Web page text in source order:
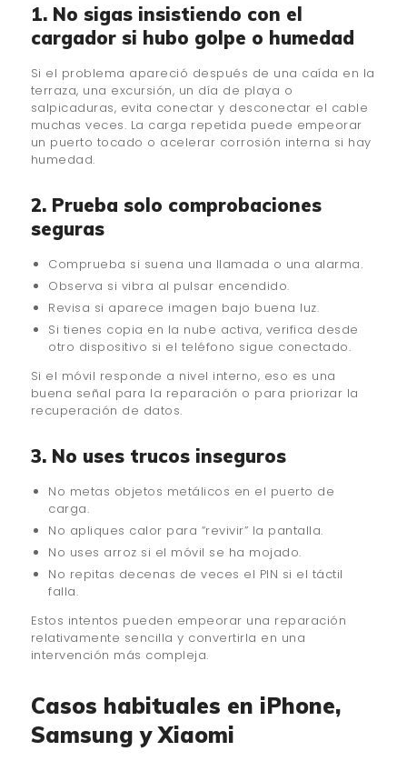
1. No sigas insistiendo con el
cargador si hubo golpe o humedad
Si el problema apareció después de una caída en la
terraza, una excursión, un día de playa o
salpicaduras, evita conectar y desconectar el cable
muchas veces. La carga repetida puede empeorar
un puerto tocado o acelerar corrosión interna si hay
humedad.
2. Prueba solo comprobaciones
seguras
Comprueba si suena una llamada o una alarma.
Observa si vibra al pulsar encendido.
Revisa si aparece imagen bajo buena luz.
Si tienes copia en la nube activa, verifica desde
otro dispositivo si el teléfono sigue conectado.
Si el móvil responde a nivel interno, eso es una
buena señal para la reparación o para priorizar la
recuperación de datos.
3. No uses trucos inseguros
No metas objetos metálicos en el puerto de
carga.
No apliques calor para “revivir” la pantalla.
No uses arroz si el móvil se ha mojado.
No repitas decenas de veces el PIN si el táctil
falla.
Estos intentos pueden empeorar una reparación
relativamente sencilla y convertirla en una
intervención más compleja.
Casos habituales en iPhone,
Samsung y Xiaomi